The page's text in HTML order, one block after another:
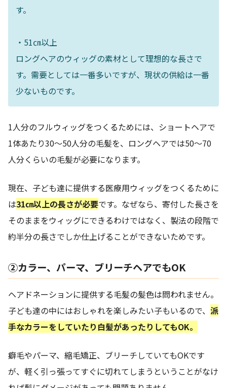
す。
・51㎝以上
ロングヘアのウィッグの素材として理想的な長さで
す。需要としては一番多いですが、現状の供給は一番
少ないものです。
1人分のフルウィッグをつくるためには、ショートヘアで
1体あたり30～50人分の毛髪を、ロングヘアでは50～70
人分くらいの毛髪が必要になります。
現在、子ども達に提供する医療用ウィッグをつくるために
は31㎝以上の長さが必要です。なぜなら、寄付した長さを
そのままをウィッグにできるわけではなく、製法の段階で
約半分の長さでしか仕上げることができないためです。
②カラー、パーマ、ブリーチヘアでもOK
ヘアドネーションに提供する毛髪の髪色は問われません。
子ども達の中にはおしゃれを楽しみたい子もいるので、 派
手なカラーをしていたり白髪があったりしてもOK。
癖毛やパーマ、縮毛矯正、ブリーチしていてもOKです
が、軽く引っ張ってすぐに切れてしまうということがなけ